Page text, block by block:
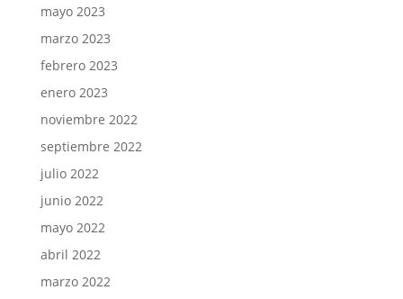
mayo 2023
marzo 2023
febrero 2023
enero 2023
noviembre 2022
septiembre 2022
julio 2022
junio 2022
mayo 2022
abril 2022
marzo 2022